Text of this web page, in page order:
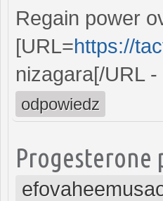
Regain power
[URL=https://
nizagara[/URL
odpowiedz